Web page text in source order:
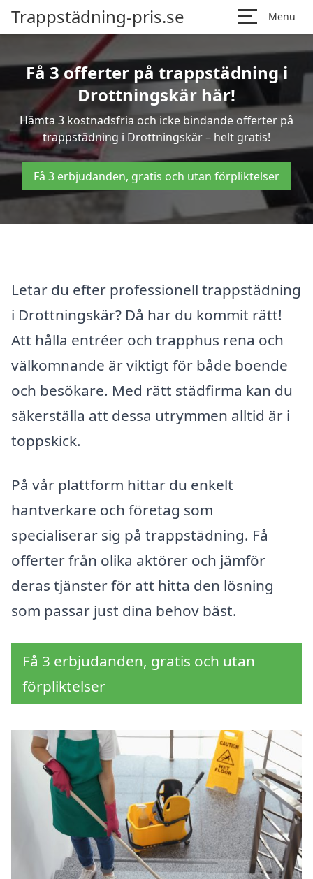
Trappstädning-pris.se Menu
Få 3 offerter på trappstädning i
Drottningskär här!
Hämta 3 kostnadsfria och icke bindande offerter på
trappstädning i Drottningskär – helt gratis!
Få 3 erbjudanden, gratis och utan förpliktelser
Letar du efter professionell trappstädning
i Drottningskär? Då har du kommit rätt!
Att hålla entréer och trapphus rena och
välkomnande är viktigt för både boende
och besökare. Med rätt städfirma kan du
säkerställa att dessa utrymmen alltid är i
toppskick.
På vår plattform hittar du enkelt
hantverkare och företag som
specialiserar sig på trappstädning. Få
offerter från olika aktörer och jämför
deras tjänster för att hitta den lösning
som passar just dina behov bäst.
Få 3 erbjudanden, gratis och utan
förpliktelser